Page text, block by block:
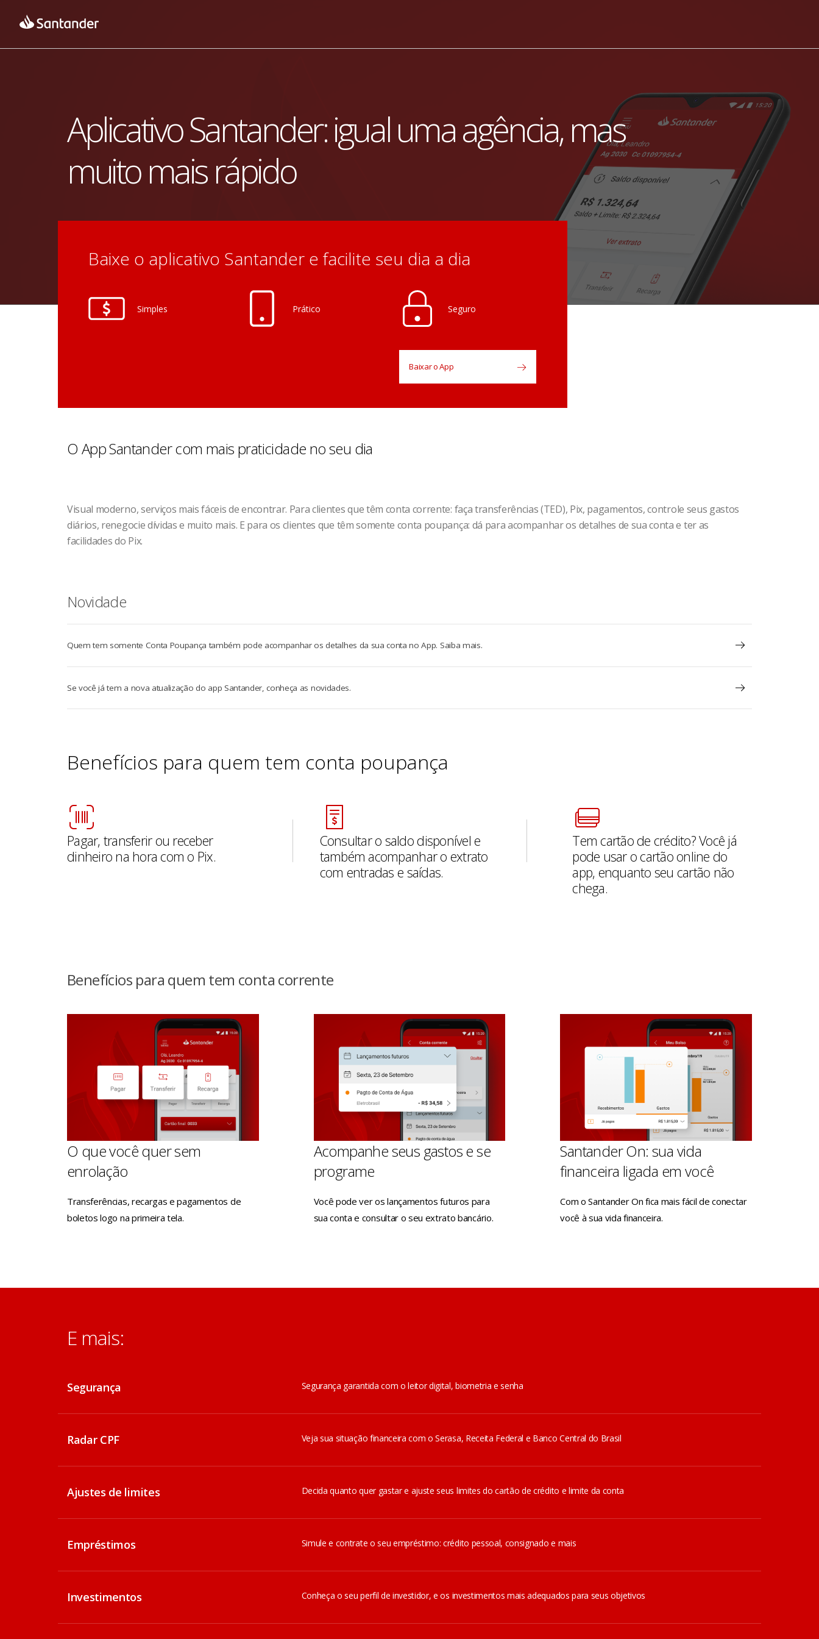
Aplicativo Santander: igual uma agência, mas
muito mais rápido
Baixe o aplicativo Santander e facilite seu dia a dia
Simples Prático Seguro
Baixar o App
O App Santander com mais praticidade no seu dia
Visual moderno, serviços mais fáceis de encontrar. Para clientes que têm conta corrente: faça transferências (TED), Pix, pagamentos, controle seus gastos
diários, renegocie dívidas e muito mais. E para os clientes que têm somente conta poupança: dá para acompanhar os detalhes de sua conta e ter as
facilidades do Pix.
Novidade
Quem tem somente Conta Poupança também pode acompanhar os detalhes da sua conta no App. Saiba mais.
Se você já tem a nova atualização do app Santander, conheça as novidades.
Benefícios para quem tem conta poupança
Pagar, transferir ou receber
dinheiro na hora com o Pix.
Consultar o saldo disponível e
também acompanhar o extrato
com entradas e saídas.
Tem cartão de crédito? Você já
pode usar o cartão online do
app, enquanto seu cartão não
chega.
Benefícios para quem tem conta corrente
O que você quer sem
enrolação
Transferências, recargas e pagamentos de
boletos logo na primeira tela.
Acompanhe seus gastos e se
programe
Você pode ver os lançamentos futuros para
sua conta e consultar o seu extrato bancário.
Santander On: sua vida
financeira ligada em você
Com o Santander On fica mais fácil de conectar
você à sua vida financeira.
E mais:
Segurança Segurança garantida com o leitor digital, biometria e senha
Radar CPF Veja sua situação financeira com o Serasa, Receita Federal e Banco Central do Brasil
Ajustes de limites Decida quanto quer gastar e ajuste seus limites do cartão de crédito e limite da conta
Empréstimos Simule e contrate o seu empréstimo: crédito pessoal, consignado e mais
Investimentos Conheça o seu perfil de investidor, e os investimentos mais adequados para seus objetivos